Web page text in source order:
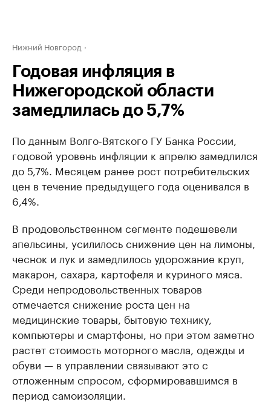
Нижний Новгород
Годовая инфляция в
Нижегородской области
замедлилась до 5,7%
По данным Волго-Вятского ГУ Банка России,
годовой уровень инфляции к апрелю замедлился
до 5,7%. Месяцем ранее рост потребительских
цен в течение предыдущего года оценивался в
6,4%.
В продовольственном сегменте подешевели
апельсины, усилилось снижение цен на лимоны,
чеснок и лук и замедлилось удорожание круп,
макарон, сахара, картофеля и куриного мяса.
Среди непродовольственных товаров
отмечается снижение роста цен на
медицинские товары, бытовую технику,
компьютеры и смартфоны, но при этом заметно
растет стоимость моторного масла, одежды и
обуви — в управлении связывают это с
отложенным спросом, сформировавшимся в
период самоизоляции.